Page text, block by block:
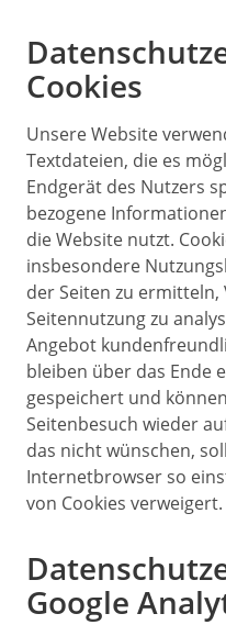
Cookies
Unsere Website
Textdateien, die es
Endgerät des Nutzers
bezogene
die Website nutzt.
insbesondere
der Seiten zu
Seitennutzung zu
Angebot
bleiben über das Ende
gespeichert und
Seitenbesuch wieder
das nicht wünschen,
Internetbrowser so
von Cookies verweigert.
Google